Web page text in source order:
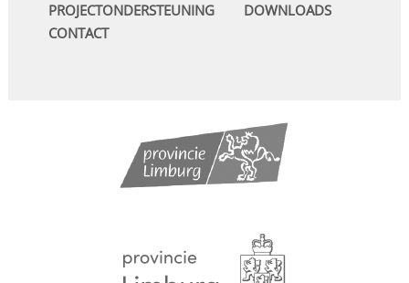
PROJECTONDERSTEUNING
DOWNLOADS
CONTACT